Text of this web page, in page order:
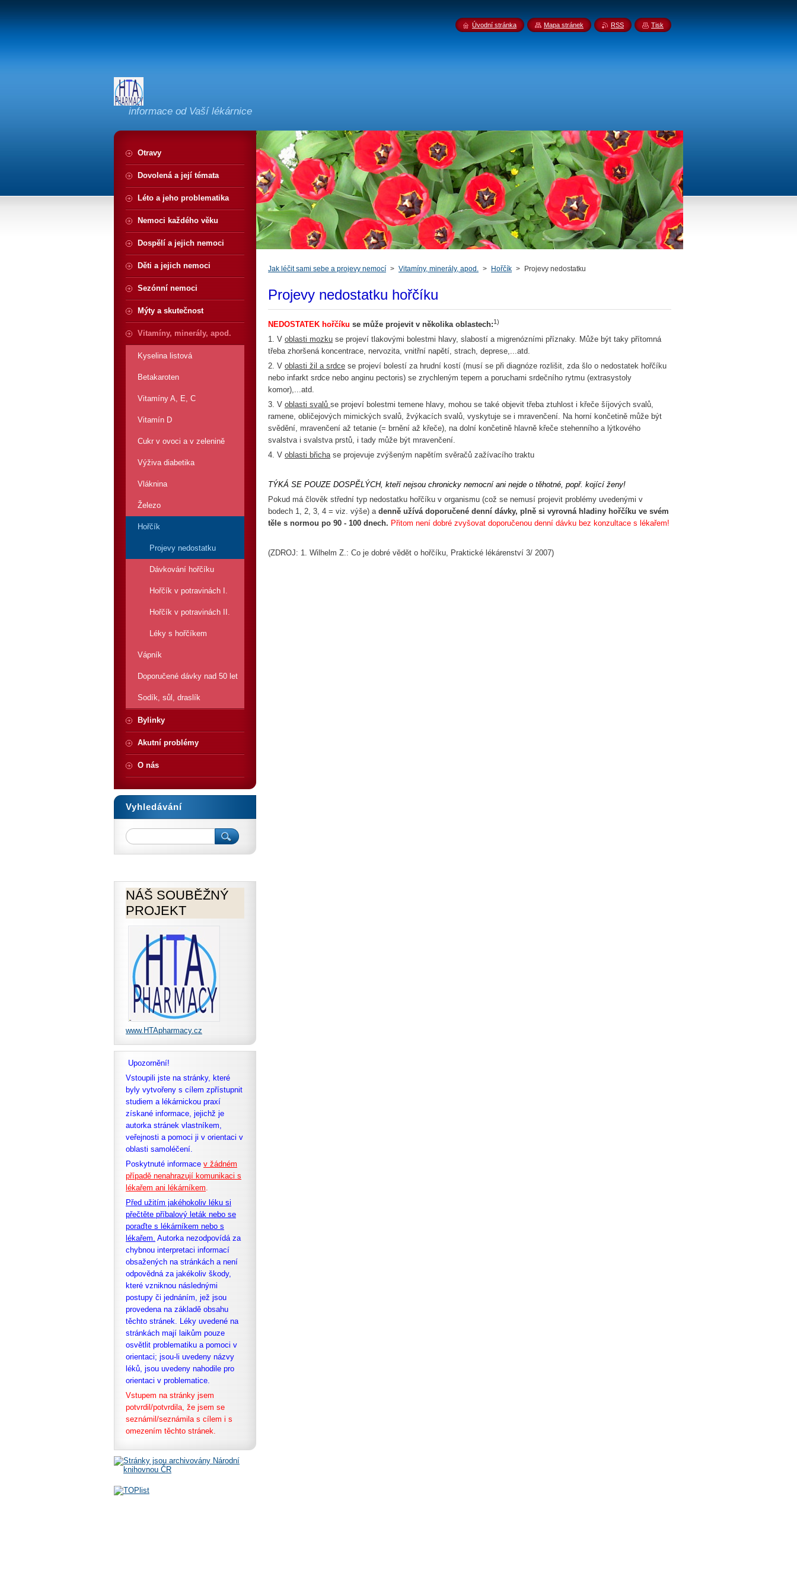
informace od Vaší lékárnice
Jak léčit sami sebe a projevy nemocí > Vitamíny, minerály, apod. > Hořčík > Projevy nedostatku
Projevy nedostatku hořčíku
NEDOSTATEK hořčíku se může projevit v několika oblastech:1)
1. V oblasti mozku se projeví tlakovými bolestmi hlavy, slabostí a migrenózními příznaky. Může být taky přítomná
třeba zhoršená koncentrace, nervozita, vnitřní napětí, strach, deprese,...atd.
2. V oblasti žil a srdce se projeví bolestí za hrudní kostí (musí se při diagnóze rozlišit, zda šlo o nedostatek hořčíku
nebo infarkt srdce nebo anginu pectoris) se zrychleným tepem a poruchami srdečního rytmu (extrasystoly
komor),...atd.
3. V oblasti svalů se projeví bolestmi temene hlavy, mohou se také objevit třeba ztuhlost i křeče šíjových svalů,
ramene, obličejových mimických svalů, žvýkacích svalů, vyskytuje se i mravenčení. Na horní končetině může být
svědění, mravenčení až tetanie (= brnění až křeče), na dolní končetině hlavně křeče stehenního a lýtkového
svalstva i svalstva prstů, i tady může být mravenčení.
4. V oblasti břichase projevuje zvýšeným napětím svěračů zažívacího traktu
TÝKÁ SE POUZE DOSPĚLÝCH, kteří nejsou chronicky nemocní ani nejde o těhotné, popř. kojící ženy!
Pokud má člověk střední typ nedostatku hořčíku v organismu (což se nemusí projevit problémy uvedenými v
bodech 1, 2, 3, 4 = viz. výše) a denně užívá doporučené denní dávky, plně si vyrovná hladiny hořčíku ve svém
těle s normou po 90 - 100 dnech. Přitom není dobré zvyšovat doporučenou denní dávku bez konzultace s lékařem!
(ZDROJ: 1. Wilhelm Z.: Co je dobré vědět o hořčíku, Praktické lékárenství 3/ 2007)
Otravy
Dovolená a její témata
Léto a jeho problematika
Nemoci každého věku
Dospělí a jejich nemoci
Děti a jejich nemoci
Sezónní nemoci
Mýty a skutečnost
Vitamíny, minerály, apod.
Kyselina listová
Betakaroten
Vitamíny A, E, C
Vitamín D
Cukr v ovoci a v zelenině
Výživa diabetika
Vláknina
Železo
Hořčík
Projevy nedostatku
Dávkování hořčíku
Hořčík v potravinách I.
Hořčík v potravinách II.
Léky s hořčíkem
Vápník
Doporučené dávky nad 50 let
Sodík, sůl, draslík
Bylinky
Akutní problémy
O nás
Vyhledávání
NÁŠ SOUBĚŽNÝ
PROJEKT
www.HTApharmacy.cz
Upozornění!
Vstoupili jste na stránky, které
byly vytvořeny s cílem zpřístupnit
studiem a lékárnickou praxí
získané informace, jejichž je
autorka stránek vlastníkem,
veřejnosti a pomoci ji v orientaci v
oblasti samoléčení.
Poskytnuté informace v žádném
případě nenahrazují komunikaci s
lékařem ani lékárníkem.
Před užitím jakéhokoliv léku si
přečtěte příbalový leták nebo se
poraďte s lékárníkem nebo s
lékařem. Autorka nezodpovídá za
chybnou interpretaci informací
obsažených na stránkách a není
odpovědná za jakékoliv škody,
které vzniknou následnými
postupy či jednáním, jež jsou
provedena na základě obsahu
těchto stránek. Léky uvedené na
stránkách mají laikům pouze
osvětlit problematiku a pomoci v
orientaci; jsou-li uvedeny názvy
léků, jsou uvedeny nahodile pro
orientaci v problematice.
Vstupem na stránky jsem
potvrdil/potvrdila, že jsem se
seznámil/seznámila s cílem i s
omezením těchto stránek.
Úvodní stránka Mapa stránek RSS Tisk